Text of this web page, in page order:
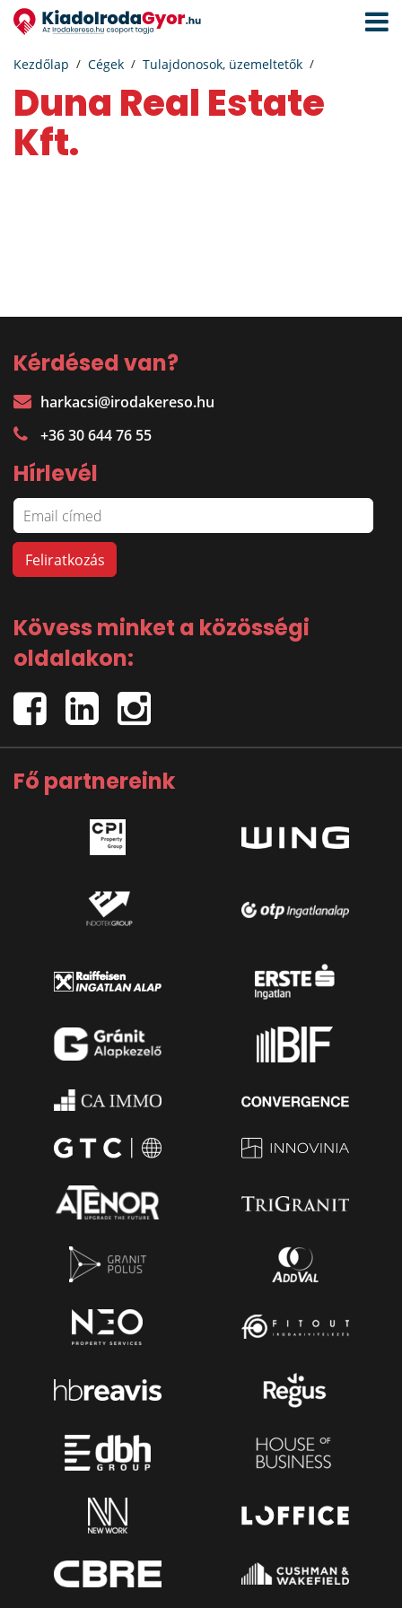
Kezdőlap Cégek Tulajdonosok, üzemeltetők
Duna Real Estate
Kft.
Kérdésed van?
harkacsi@irodakereso.hu
+36 30 644 76 55
Hírlevél
Kövess minket a közösségi
oldalakon:
Fő partnereink